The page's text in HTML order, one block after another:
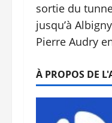
sortie du
jusqu’à
Pierre Audry
À PROPOS DE